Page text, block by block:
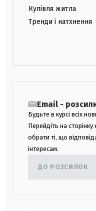
Купівля житла
Тренди і натхнення
Email -
Будьте в курсі всіх
Перейдіть на
обрати ті, що
інтересам.
ДО РОЗСИЛОК